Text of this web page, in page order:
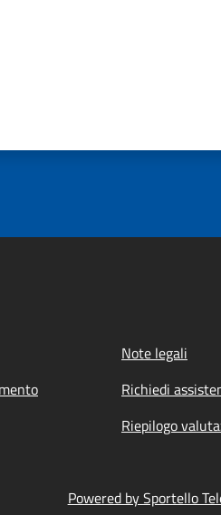
Note legali
Richiedi
Riepilogo
Powered by Sportello